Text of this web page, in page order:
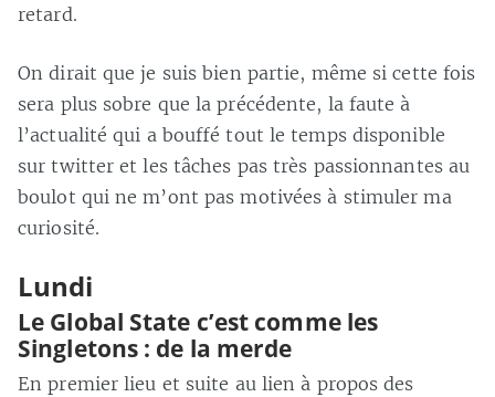
retard.
On dirait que je suis bien partie, même si cette fois
sera plus sobre que la précédente, la faute à
l’actualité qui a bouffé tout le temps disponible
sur twitter et les tâches pas très passionnantes au
boulot qui ne m’ont pas motivées à stimuler ma
curiosité.
Lundi
Le Global State c’est comme les
Singletons : de la merde
En premier lieu et suite au lien à propos des